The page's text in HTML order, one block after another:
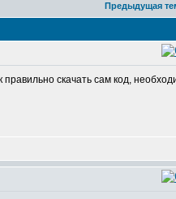
Предыдущая
скачать сам код,